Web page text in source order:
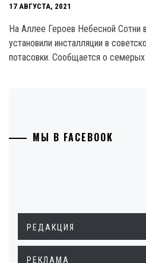
17 АВГУСТА, 2021
На Аллее Героев Небесной Сотни
установили инсталляции в
потасовки. Сообщается о
МЫ В FACEBOOK
РЕДАКЦИЯ
РЕКЛАМА